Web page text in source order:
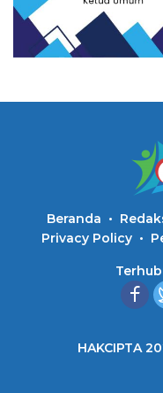
Beranda
Privacy Policy
HAKCIPTA